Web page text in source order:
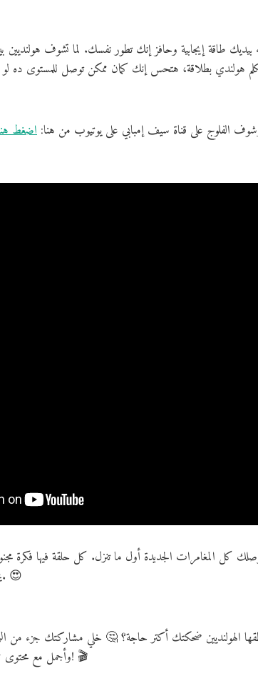
طاقة إيجابية وحافز إنك تطور نفسك. لما تشوف هولنديين
الفلوج على قناة سيف إمبابي على يوتيوب من هنا:
المغامرات الجديدة أول ما تنزل. كل حلقة فيها فكرة
يخليك مستني الفيديو اللي بعده. 😍
نطقها الهولنديين ضحكتك أكتر حاجة؟ 🤔 خلي مشاركتك جزء
وأجمل مع محتوى ممتع ومختلف من سيف إمبابي! 🎬